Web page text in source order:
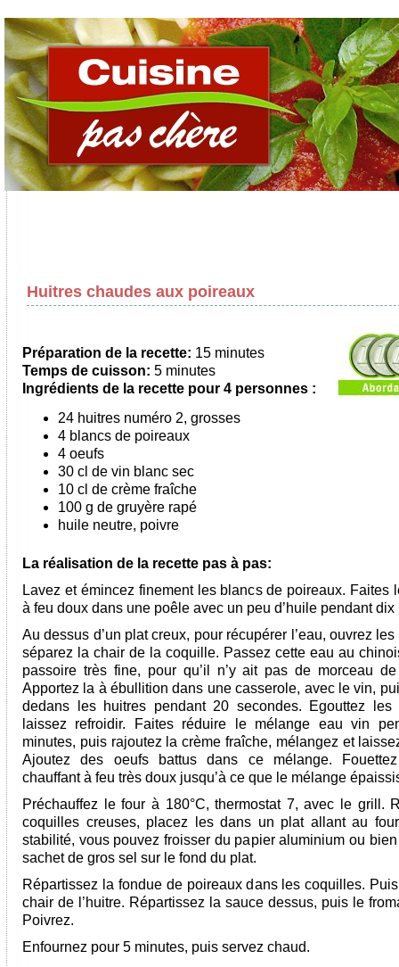
Huitres chaudes aux poireaux
Préparation de la recette: 15 minutes
Temps de cuisson: 5 minutes
Ingrédients de la recette pour 4 personnes :
24 huitres numéro 2, grosses
4 blancs de poireaux
4 oeufs
30 cl de vin blanc sec
10 cl de crème fraîche
100 g de gruyère rapé
huile neutre, poivre
La réalisation de la recette pas à pas:
Lavez et émincez finement les blancs de poireaux. Faites
à feu doux dans une poêle avec un peu d’huile pendant dix
Au dessus d’un plat creux, pour récupérer l’eau, ouvrez
séparez la chair de la coquille. Passez cette eau au
passoire très fine, pour qu’il n’y ait pas de morceau
Apportez la à ébullition dans une casserole, avec le vin,
dedans les huitres pendant 20 secondes. Egouttez les
laissez refroidir. Faites réduire le mélange eau vin
minutes, puis rajoutez la crème fraîche, mélangez et
Ajoutez des oeufs battus dans ce mélange.
chauffant à feu très doux jusqu’à ce que le mélange
Préchauffez le four à 180°C, thermostat 7, avec le grill.
coquilles creuses, placez les dans un plat allant au
stabilité, vous pouvez froisser du papier aluminium ou
sachet de gros sel sur le fond du plat.
Répartissez la fondue de poireaux dans les coquilles.
chair de l’huitre. Répartissez la sauce dessus, puis le
Poivrez.
Enfournez pour 5 minutes, puis servez chaud.